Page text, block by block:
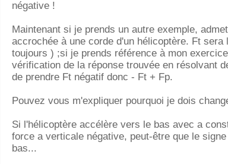
négative !
Maintenant si je prends un autre exemple,
accrochée à une corde d'un hélicoptère. Ft
toujours ) ;si je prends référence à mon
vérification de la réponse trouvée en résolvant
de prendre Ft négatif donc - Ft + Fp.
Pouvez vous m'expliquer pourquoi je dois
Si l'hélicoptère accélère vers le bas avec a
force a verticale négative, peut-être que le
bas...